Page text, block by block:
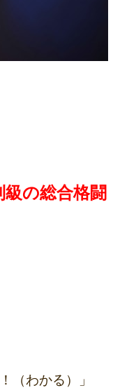
級の総合格闘
（わかる）」